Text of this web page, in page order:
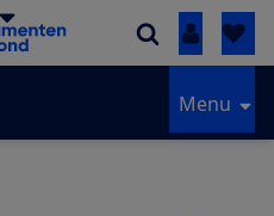
Inloggen
Menu